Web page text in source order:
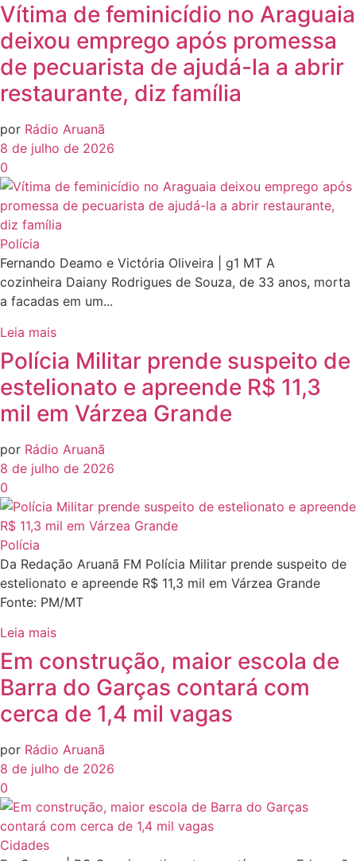
Vítima de feminicídio no Araguaia
deixou emprego após promessa
de pecuarista de ajudá-la a abrir
restaurante, diz família
por Rádio Aruanã
8 de julho de 2026
0
Polícia
Fernando Deamo e Victória Oliveira | g1 MT A
cozinheira Daiany Rodrigues de Souza, de 33 anos, morta
a facadas em um...
Leia mais
Polícia Militar prende suspeito de
estelionato e apreende R$ 11,3
mil em Várzea Grande
por Rádio Aruanã
8 de julho de 2026
0
Polícia
Da Redação Aruanã FM Polícia Militar prende suspeito de
estelionato e apreende R$ 11,3 mil em Várzea Grande
Fonte: PM/MT
Leia mais
Em construção, maior escola de
Barra do Garças contará com
cerca de 1,4 mil vagas
por Rádio Aruanã
8 de julho de 2026
0
Cidades